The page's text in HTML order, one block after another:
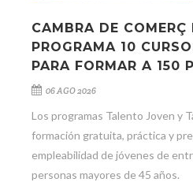
CAMBRA DE
PROGRAMA 10
PARA FORMAR A 150
06 AGO 2026
Los programas Talento Joven y
formación gratuita, práctica y
empleabilidad de jóvenes de
personas mayores de 45 años.